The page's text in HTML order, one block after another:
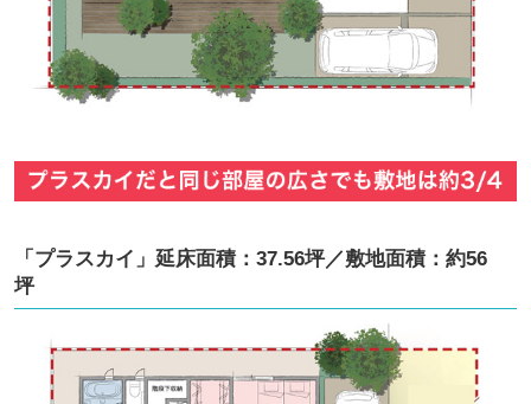
「プラスカイ」延床面積：37.56坪／敷地面積：約56
坪